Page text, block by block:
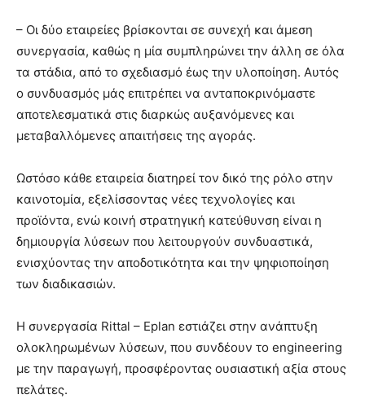
– Οι δύο εταιρείες βρίσκονται σε συνεχή και άμεση
συνεργασία, καθώς η μία συμπληρώνει την άλλη σε όλα
τα στάδια, από το σχεδιασμό έως την υλοποίηση. Αυτός
ο συνδυασμός μάς επιτρέπει να ανταποκρινόμαστε
αποτελεσματικά στις διαρκώς αυξανόμενες και
μεταβαλλόμενες απαιτήσεις της αγοράς.
Ωστόσο κάθε εταιρεία διατηρεί τον δικό της ρόλο στην
καινοτομία, εξελίσσοντας νέες τεχνολογίες και
προϊόντα, ενώ κοινή στρατηγική κατεύθυνση είναι η
δημιουργία λύσεων που λειτουργούν συνδυαστικά,
ενισχύοντας την αποδοτικότητα και την ψηφιοποίηση
των διαδικασιών.
Η συνεργασία Rittal – Eplan εστιάζει στην ανάπτυξη
ολοκληρωμένων λύσεων, που συνδέουν το engineering
με την παραγωγή, προσφέροντας ουσιαστική αξία στους
πελάτες.